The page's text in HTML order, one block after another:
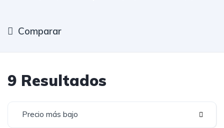
Comparar
9 Resultados
Precio más bajo